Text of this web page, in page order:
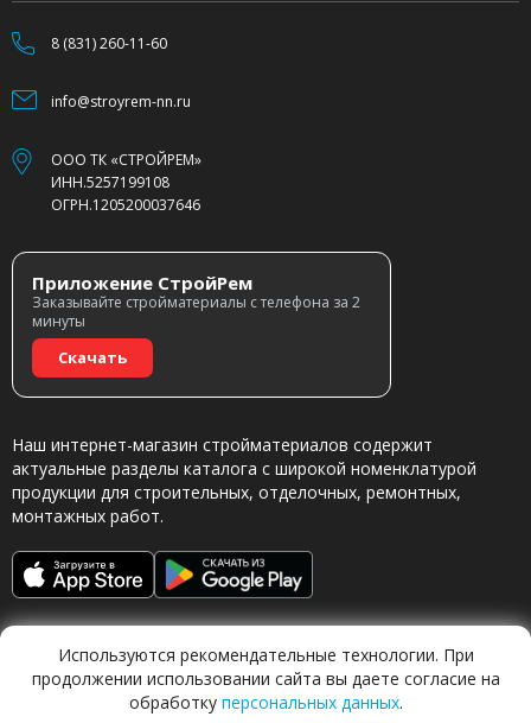
8 (831) 260-11-60
info@stroyrem-nn.ru
ООО ТК «СТРОЙРЕМ»
ИНН.5257199108
ОГРН.1205200037646
Приложение СтройРем
Заказывайте стройматериалы с телефона за 2
минуты
Скачать
Наш интернет-магазин стройматериалов содержит
актуальные разделы каталога с широкой номенклатурой
продукции для строительных, отделочных, ремонтных,
монтажных работ.
Обращаясь в наш магазин, вы даете согласие на
Используются рекомендательные технологии. При
продолжении использовании сайта вы даете согласие на
обработку персональных данных.